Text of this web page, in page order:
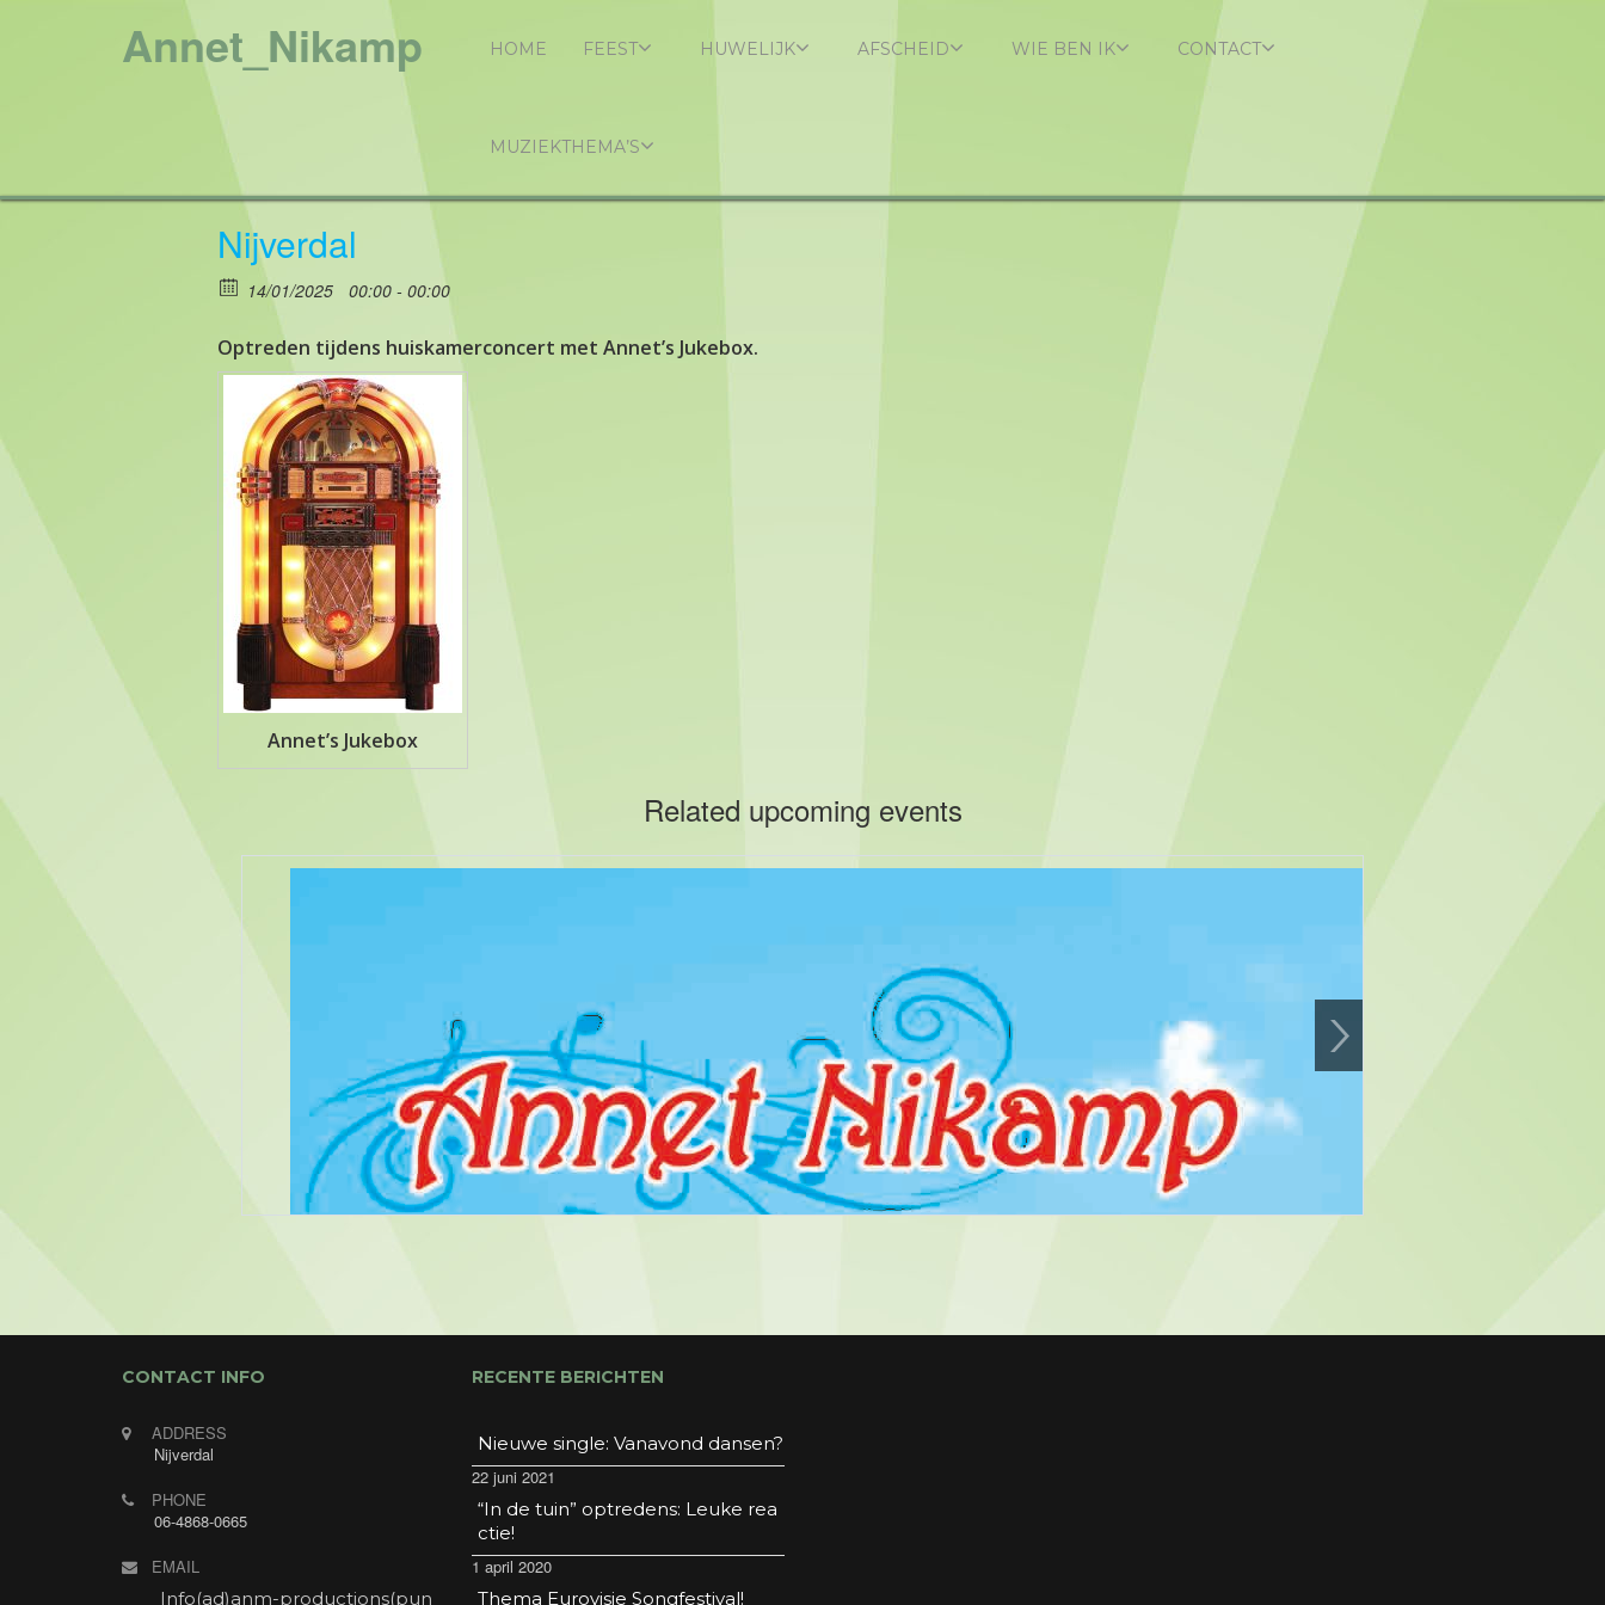
Annet_Nikamp HOME FEEST HUWELIJK AFSCHEID WIE BEN IK CONTACT
MUZIEKTHEMA’S
Nijverdal
14/01/2025 00:00 - 00:00
Optreden tijdens huiskamerconcert met Annet’s Jukebox.
Annet’s Jukebox
Related upcoming events
CONTACT INFO
ADDRESS
Nijverdal
PHONE
06-4868-0665
EMAIL
Info(ad)anm-productions(pun
RECENTE BERICHTEN
Nieuwe single: Vanavond dansen?
22 juni 2021
“In de tuin” optredens: Leuke rea
ctie!
1 april 2020
Thema Eurovisie Songfestival!